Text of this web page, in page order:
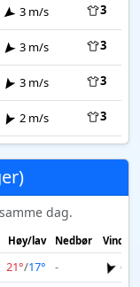
3 m/s 3
3 m/s 3
3 m/s 3
2 m/s 3
dag.
Høy/lav Nedbør Vind
21°/17° -
6